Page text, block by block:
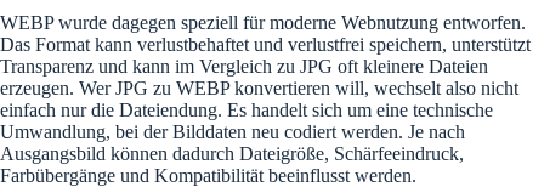
WEBP wurde dagegen speziell für moderne Webnutzung entworfen.
Das Format kann verlustbehaftet und verlustfrei speichern, unterstützt
Transparenz und kann im Vergleich zu JPG oft kleinere Dateien
erzeugen. Wer JPG zu WEBP konvertieren will, wechselt also nicht
einfach nur die Dateiendung. Es handelt sich um eine technische
Umwandlung, bei der Bilddaten neu codiert werden. Je nach
Ausgangsbild können dadurch Dateigröße, Schärfeeindruck,
Farbübergänge und Kompatibilität beeinflusst werden.